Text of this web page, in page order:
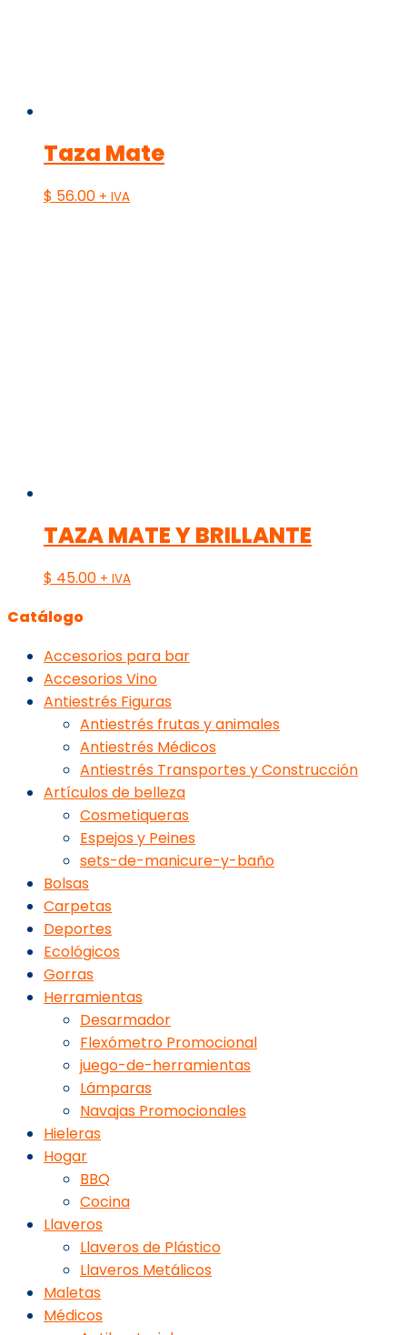
Taza Mate
$ 56.00 + IVA
TAZA MATE Y BRILLANTE
$ 45.00 + IVA
Catálogo
Accesorios para bar
Accesorios Vino
Antiestrés Figuras
Antiestrés frutas y animales
Antiestrés Médicos
Antiestrés Transportes y Construcción
Artículos de belleza
Cosmetiqueras
Espejos y Peines
sets-de-manicure-y-baño
Bolsas
Carpetas
Deportes
Ecológicos
Gorras
Herramientas
Desarmador
Flexómetro Promocional
juego-de-herramientas
Lámparas
Navajas Promocionales
Hieleras
Hogar
BBQ
Cocina
Llaveros
Llaveros de Plástico
Llaveros Metálicos
Maletas
Médicos